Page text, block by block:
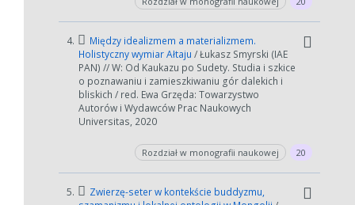
W zależności od ilości danych do przetworzenia generowanie pliku
może się wydłużyć.
Jeśli generowanie trwa zbyt długo można ograniczyć dane np.
4.
Między idealizmem a materializmem.
Holistyczny wymiar Ałtaju / Łukasz Smyrski (IAE
PAN) // W: Od Kaukazu po Sudety. Studia i szkice
o poznawaniu i zamieszkiwaniu gór dalekich i
bliskich / red. Ewa Grzęda: Towarzystwo
Autorów i Wydawców Prac Naukowych
Universitas, 2020
Rozdział w monografii naukowej 20
5.
Zwierzę-seter w kontekście buddyzmu,